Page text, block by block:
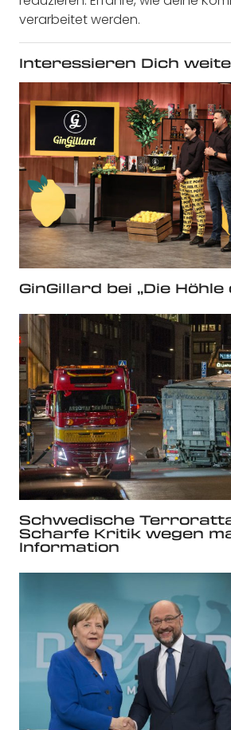
verarbeitet werden.
Interessieren Dich
GinGillard bei „Die
Schwedische
Scharfe Kritik wegen
Information